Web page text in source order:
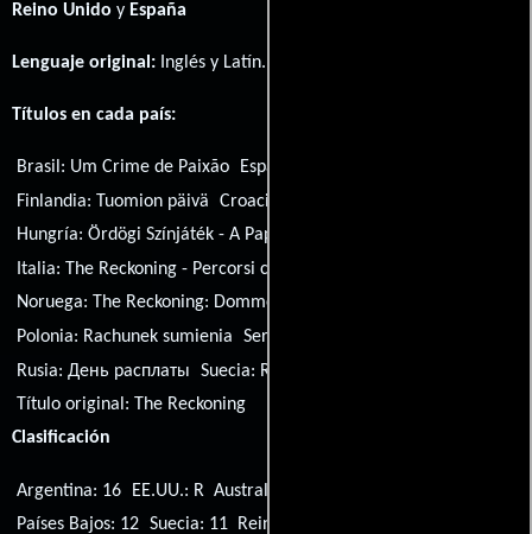
Reino Unido y España
Lenguaje original: Inglés y Latín.
Títulos en cada país:
Brasil: Um Crime de Paixão España:
Finlandia: Tuomion päivä Croacia:
Hungría:Ördögi Színjáték - A Pap, a Várúr és a Boszorkány
Italia: The Reckoning - Percorsi criminali
Noruega: The Reckoning: Dommens dag
Polonia: Rachunek sumienia Serbia:
Rusia:День расплаты Suecia: Reckoning -Domens dag
Título original: The Reckoning
Clasificación
Argentina: 16 EE.UU.: R Australia: M
Países Bajos: 12 Suecia: 11 Reino Unido: 15